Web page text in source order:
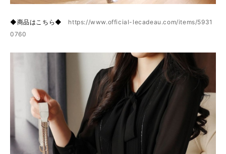
◆商品はこちら◆ https://www.official-lecadeau.com/items/5931
0760